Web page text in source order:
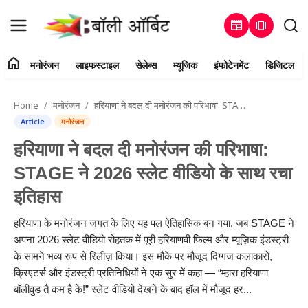
newspaper amp_stories
Register
संपर्क करें
मनोरंजन
हमारे बारे में
लाइफस्टाइल
सेलेब्स
home मनोरंजन लाइफस्टाइल सेलेब्स म्यूजिक इंफोटेनमेंट डिजिटल
Home मनोरंजन हरियाणा ने बदल दी मनोरंजन की परिभाषा: STAGE ने 2026 स्लेट वीडियो के साथ रचा इतिहास
Article मनोरंजन
हरियाणा ने बदल दी मनोरंजन की परिभाषा:
STAGE ने 2026 स्लेट वीडियो के साथ रचा
इतिहास
हरियाणा के मनोरंजन जगत के लिए यह पल ऐतिहासिक बन गया, जब STAGE ने
अपना 2026 स्लेट वीडियो रोहतक में पूरी हरियाणवी फिल्म और म्यूज़िक इंडस्ट्री
के सामने भव्य रूप से रिलीज़ किया। इस मौके पर मौजूद दिग्गज कलाकारों,
क्रिएटर्स और इंडस्ट्री प्रतिनिधियों ने एक सुर में कहा — “म्हारा हरियाणा
बॉलीवुड तै कम है के!” स्लेट वीडियो देखने के बाद हॉल में मौजूद हर...